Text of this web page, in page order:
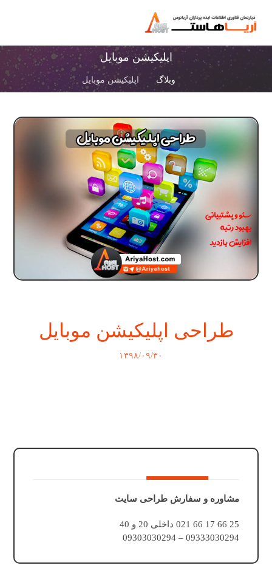
اپلیکیشن موبایل
وبلاگ اپلیکیشن موبایل
طراحی اپلیکیشن موبایل
۱۳۹۸/۰۹/۳۰
مشاوره و سفارش طراحی سایت
25 66 17 66 021 داخلی 20 و 40
09333030294 – 09303030294